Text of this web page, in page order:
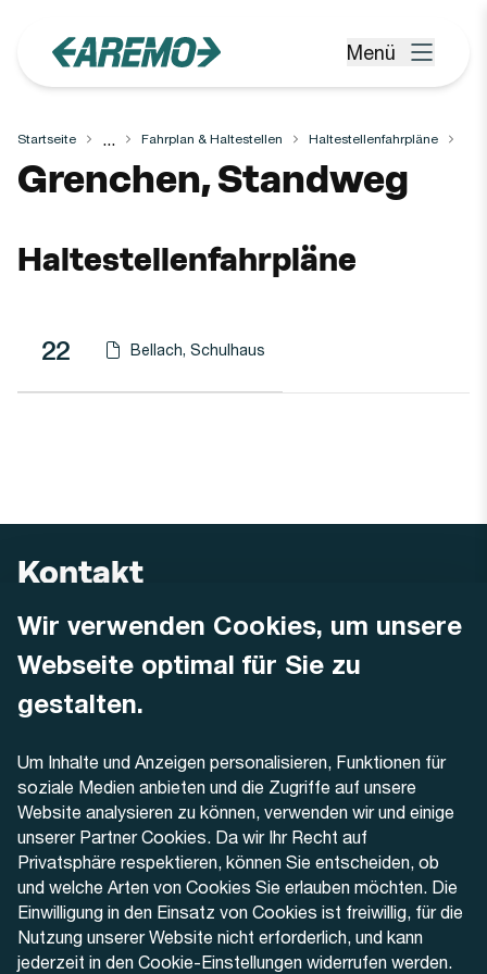
Wir verwenden Cookies, um unsere
Webseite optimal für Sie zu
gestalten.
Um Inhalte und Anzeigen personalisieren, Funktionen für
soziale Medien anbieten und die Zugriffe auf unsere
Website analysieren zu können, verwenden wir und einige
unserer Partner Cookies. Da wir Ihr Recht auf
Privatsphäre respektieren, können Sie entscheiden, ob
und welche Arten von Cookies Sie erlauben möchten. Die
Einwilligung in den Einsatz von Cookies ist freiwillig, für die
Nutzung unserer Website nicht erforderlich, und kann
jederzeit in den Cookie-Einstellungen widerrufen werden.
Menü öffnen
Menü
Startseite ... Fahrplan & Haltestellen Haltestellenfahrpläne
Haltestelle
Grenchen, Standweg
Haltestellenfahrpläne
Linie Richtung
Linie
22 Haltestellen-PDF herunterladen für
Bellach, Schulhaus
(Öffnet in einen neuen Tab oder Fenster)
Kontakt
AREMO
Dornacherstrasse 48
4500 Solothurn
+41 32 622 37 22
Kontaktformular
Aktuell